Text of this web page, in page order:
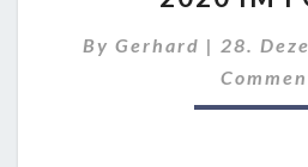
By Gerhard | 28.